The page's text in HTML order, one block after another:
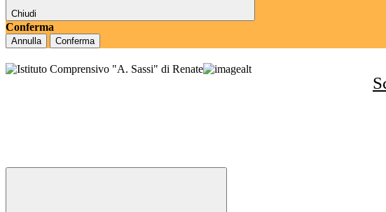
Chiudi
Conferma
Annulla Conferma